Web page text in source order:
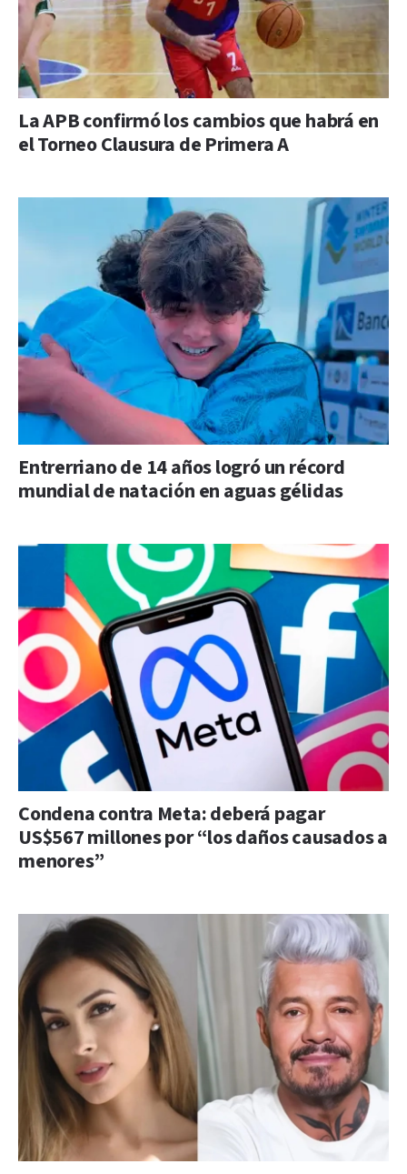
La APB confirmó los cambios que habrá en
el Torneo Clausura de Primera A
Entrerriano de 14 años logró un récord
mundial de natación en aguas gélidas
Condena contra Meta: deberá pagar
US$567 millones por “los daños causados a
menores”